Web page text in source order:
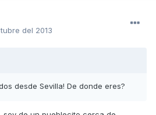
del 2013
desde Sevilla! De donde eres?